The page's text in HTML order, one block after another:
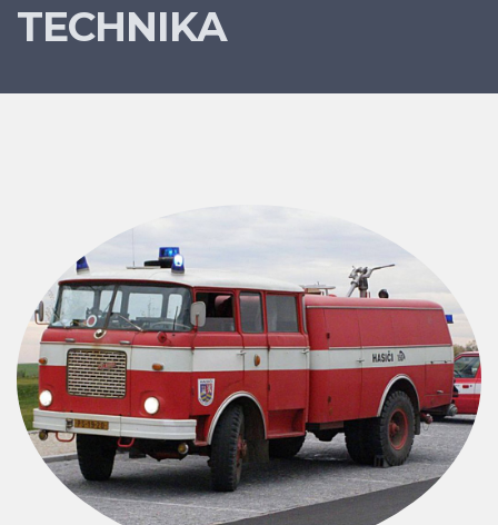
TECHNIKA